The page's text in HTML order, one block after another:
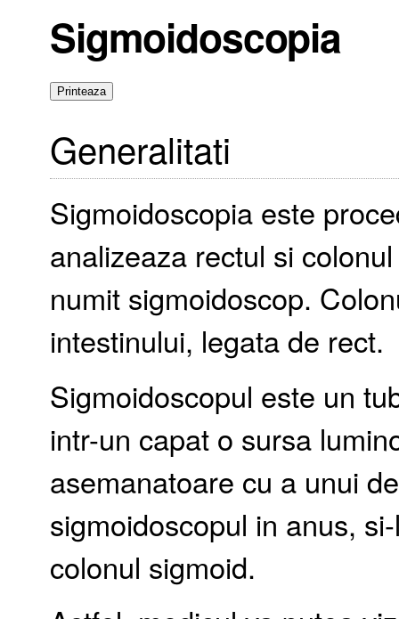
Sigmoidoscopia
Generalitati
Sigmoidoscopia este
analizeaza rectul si
numit sigmoidoscop.
intestinului, legata de rect.
Sigmoidoscopul este un
intr-un capat o sursa
asemanatoare cu a unui
sigmoidoscopul in anus,
colonul sigmoid.